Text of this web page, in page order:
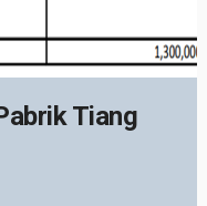
Tiang